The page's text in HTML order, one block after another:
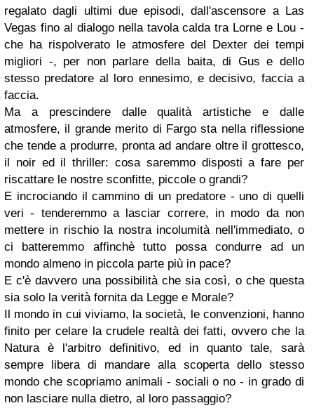
regalato dagli ultimi due episodi, dall'ascensore a Las
Vegas fino al dialogo nella tavola calda tra Lorne e Lou -
che ha rispolverato le atmosfere del Dexter dei tempi
migliori -, per non parlare della baita, di Gus e dello
stesso predatore al loro ennesimo, e decisivo, faccia a
faccia.
Ma a prescindere dalle qualità artistiche e dalle
atmosfere, il grande merito di Fargo sta nella riflessione
che tende a produrre, pronta ad andare oltre il grottesco,
il noir ed il thriller: cosa saremmo disposti a fare per
riscattare le nostre sconfitte, piccole o grandi?
E incrociando il cammino di un predatore - uno di quelli
veri - tenderemmo a lasciar correre, in modo da non
mettere in rischio la nostra incolumità nell'immediato, o
ci batteremmo affinchè tutto possa condurre ad un
mondo almeno in piccola parte più in pace?
E c'è davvero una possibilità che sia così, o che questa
sia solo la verità fornita da Legge e Morale?
Il mondo in cui viviamo, la società, le convenzioni, hanno
finito per celare la crudele realtà dei fatti, ovvero che la
Natura è l'arbitro definitivo, ed in quanto tale, sarà
sempre libera di mandare alla scoperta dello stesso
mondo che scopriamo animali - sociali o no - in grado di
non lasciare nulla dietro, al loro passaggio?